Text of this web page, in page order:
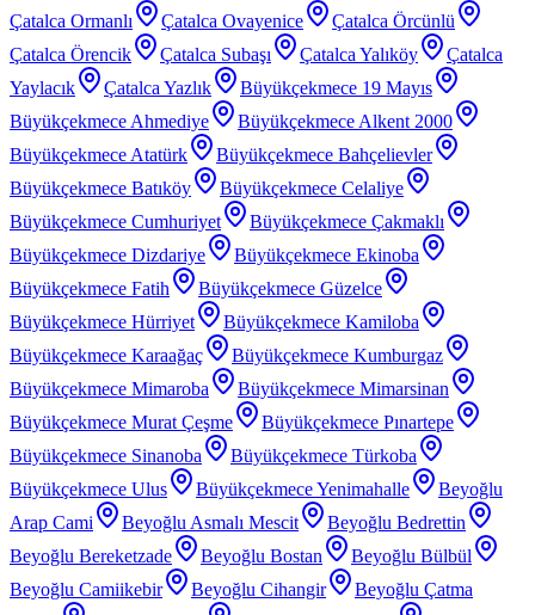
Çatalca Ormanlı
Çatalca Ovayenice
Çatalca Örcünlü
Çatalca Örencik
Çatalca Subaşı Çatalca Yalıköy
Çatalca
Yaylacık
Çatalca Yazlık
Büyükçekmece 19 Mayıs
Büyükçekmece Ahmediye
Büyükçekmece Alkent 2000
Büyükçekmece Atatürk
Büyükçekmece Bahçelievler
Büyükçekmece Batıköy
Büyükçekmece Celaliye
Büyükçekmece Cumhuriyet
Büyükçekmece Çakmaklı
Büyükçekmece Dizdariye
Büyükçekmece Ekinoba
Büyükçekmece Fatih
Büyükçekmece Güzelce
Büyükçekmece Hürriyet
Büyükçekmece Kamiloba
Büyükçekmece Karaağaç
Büyükçekmece Kumburgaz
Büyükçekmece Mimaroba
Büyükçekmece Mimarsinan
Büyükçekmece Murat Çeşme
Büyükçekmece Pınartepe
Büyükçekmece Sinanoba
Büyükçekmece Türkoba
Büyükçekmece Ulus
Büyükçekmece Yenimahalle
Beyoğlu
Arap Cami
Beyoğlu Asmalı Mescit
Beyoğlu Bedrettin
Beyoğlu Bereketzade
Beyoğlu Bostan
Beyoğlu Bülbül
Beyoğlu Camiikebir
Beyoğlu Cihangir
Beyoğlu Çatma